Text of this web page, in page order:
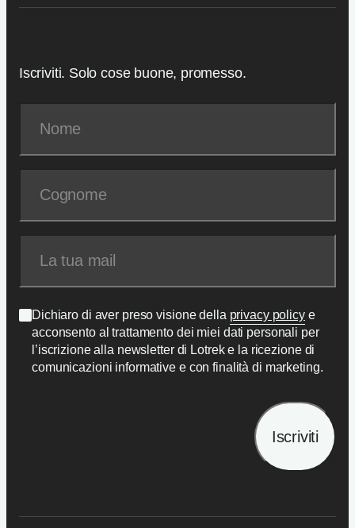
Iscriviti. Solo cose buone, promesso.
Dichiaro di aver preso visione della privacy policye
acconsento al trattamento dei miei dati personali per
l’iscrizione alla newsletter di Lotrek e la ricezione di
comunicazioni informative e con finalità di marketing.
Iscriviti